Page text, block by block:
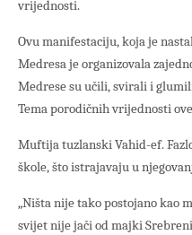
vrijednosti.
Ovu manifestaciju, koja je
Medresa je organizovala
Medrese su učili, svirali i
Tema porodičnih vrijednosti
Muftija tuzlanski Vahid-ef.
škole, što istrajavaju u
„Ništa nije tako postojano kao
svijet nije jači od majki